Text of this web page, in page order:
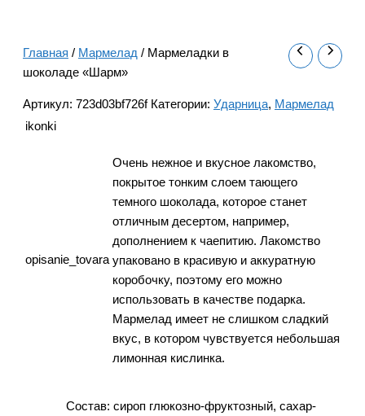
Главная / Мармелад / Мармеладки в
шоколаде «Шарм»
Артикул: 723d03bf726f Категории: Ударница, Мармелад
ikonki
opisanie_tovara
Очень нежное и вкусное лакомство,
покрытое тонким слоем тающего
темного шоколада, которое станет
отличным десертом, например,
дополнением к чаепитию. Лакомство
упаковано в красивую и аккуратную
коробочку, поэтому его можно
использовать в качестве подарка.
Мармелад имеет не слишком сладкий
вкус, в котором чувствуется небольшая
лимонная кислинка.
Состав: сироп глюкозно-фруктозный, сахар-